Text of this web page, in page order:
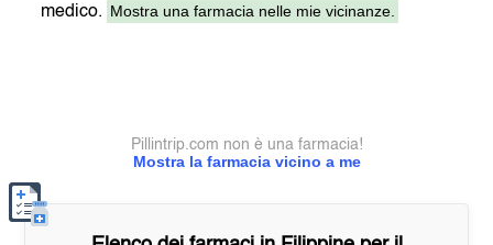
medico. Mostra una farmacia nelle mie vicinanze.
Mostra la farmacia vicino a me
Pillintrip.com non è una farmacia!